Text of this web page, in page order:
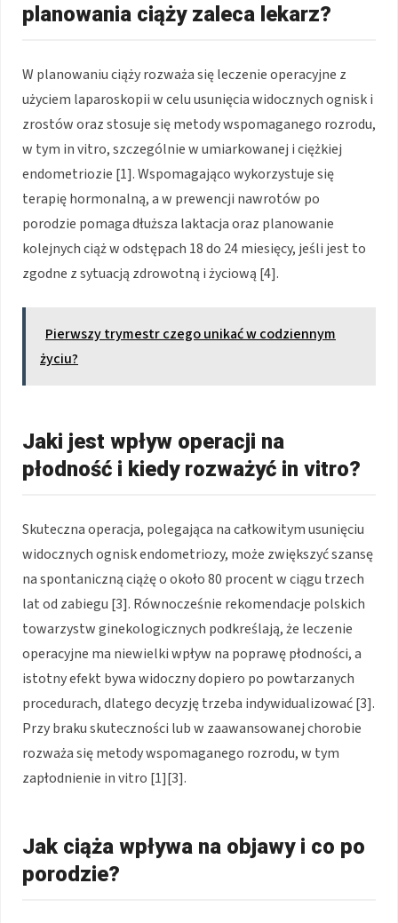
planowania ciąży zaleca lekarz?
W planowaniu ciąży rozważa się leczenie operacyjne z
użyciem laparoskopii w celu usunięcia widocznych ognisk i
zrostów oraz stosuje się metody wspomaganego rozrodu,
w tym in vitro, szczególnie w umiarkowanej i ciężkiej
endometriozie [1]. Wspomagająco wykorzystuje się
terapię hormonalną, a w prewencji nawrotów po
porodzie pomaga dłuższa laktacja oraz planowanie
kolejnych ciąż w odstępach 18 do 24 miesięcy, jeśli jest to
zgodne z sytuacją zdrowotną i życiową [4].
Pierwszy trymestr czego unikać w codziennym
życiu?
Jaki jest wpływ operacji na
płodność i kiedy rozważyć in vitro?
Skuteczna operacja, polegająca na całkowitym usunięciu
widocznych ognisk endometriozy, może zwiększyć szansę
na spontaniczną ciążę o około 80 procent w ciągu trzech
lat od zabiegu [3]. Równocześnie rekomendacje polskich
towarzystw ginekologicznych podkreślają, że leczenie
operacyjne ma niewielki wpływ na poprawę płodności, a
istotny efekt bywa widoczny dopiero po powtarzanych
procedurach, dlatego decyzję trzeba indywidualizować [3].
Przy braku skuteczności lub w zaawansowanej chorobie
rozważa się metody wspomaganego rozrodu, w tym
zapłodnienie in vitro [1][3].
Jak ciąża wpływa na objawy i co po
porodzie?